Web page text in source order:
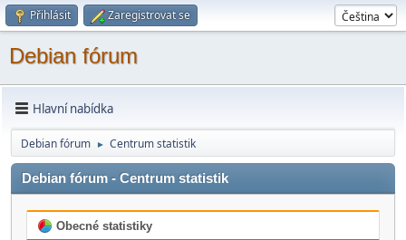
Přihlásit Zaregistrovat se
Debian fórum
Hlavní nabídka
Debian fórum ► Centrum statistik
Debian fórum - Centrum statistik
Obecné statistiky